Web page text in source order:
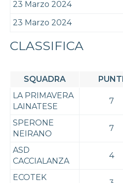
23 Marzo 2024
23 Marzo 2024
CLASSIFICA
SQUADRA
PUNTI
LA PRIMAVERA
LAINATESE
7
SPERONE
NEIRANO
7
ASD
CACCIALANZA
4
ECOTEK